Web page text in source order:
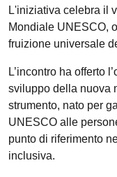
L'iniziativa celebra il
Mondiale UNESCO,
fruizione universale
L’incontro ha offerto
sviluppo della nuova
strumento, nato per
UNESCO alle
punto di riferimento
inclusiva.